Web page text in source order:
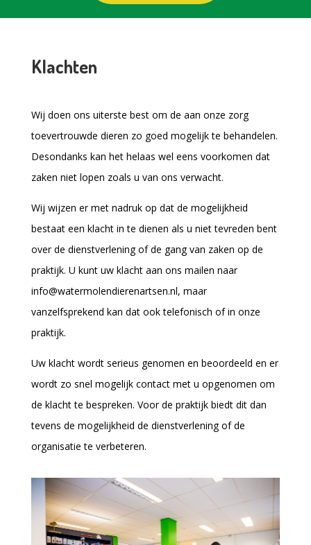
Klachten
Wij doen ons uiterste best om de aan onze zorg
toevertrouwde dieren zo goed mogelijk te behandelen.
Desondanks kan het helaas wel eens voorkomen dat
zaken niet lopen zoals u van ons verwacht.
Wij wijzen er met nadruk op dat de mogelijkheid
bestaat een klacht in te dienen als u niet tevreden bent
over de dienstverlening of de gang van zaken op de
praktijk. U kunt uw klacht aan ons mailen naar
info@watermolendierenartsen.nl, maar
vanzelfsprekend kan dat ook telefonisch of in onze
praktijk.
Uw klacht wordt serieus genomen en beoordeeld en er
wordt zo snel mogelijk contact met u opgenomen om
de klacht te bespreken. Voor de praktijk biedt dit dan
tevens de mogelijkheid de dienstverlening of de
organisatie te verbeteren.